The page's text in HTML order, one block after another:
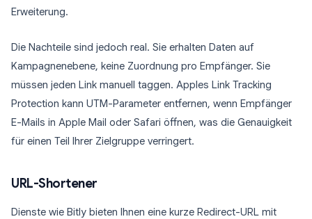
Erweiterung.
Die Nachteile sind jedoch real. Sie erhalten Daten auf
Kampagnenebene, keine Zuordnung pro Empfänger. Sie
müssen jeden Link manuell taggen. Apples Link Tracking
Protection kann UTM-Parameter entfernen, wenn Empfänger
E-Mails in Apple Mail oder Safari öffnen, was die Genauigkeit
für einen Teil Ihrer Zielgruppe verringert.
URL-Shortener
Dienste wie Bitly bieten Ihnen eine kurze Redirect-URL mit